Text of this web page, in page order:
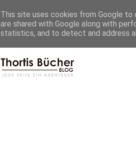
This site uses cookies from Google to
are shared with Google along with
statistics, and to detect and address